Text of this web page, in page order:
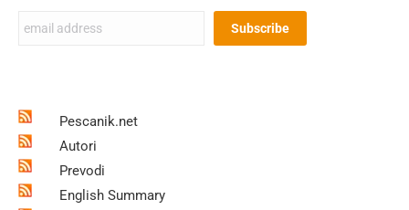
Pescanik.net
Autori
Prevodi
English Summary